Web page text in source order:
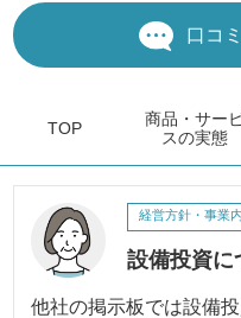
口コ
TOP
商品・サー
スの実態
設備投資に
経営方針・事業
他社の掲示板では設備